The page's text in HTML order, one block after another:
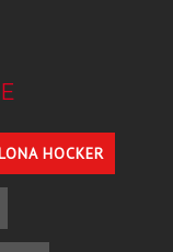
HOCKER